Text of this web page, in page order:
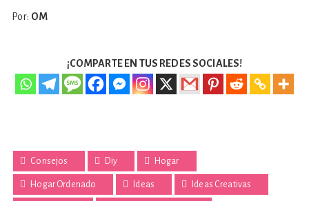
Por: OM
¡COMPARTE EN TUS REDES SOCIALES!
Consejos Diy Hogar
Hogar Ordenado Ideas Ideas Creativas